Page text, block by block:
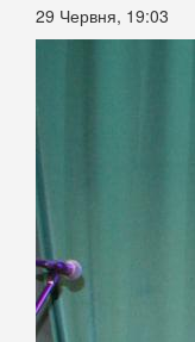
29 Червня, 19:03